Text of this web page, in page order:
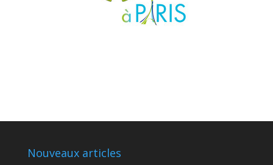
Nouveaux articles